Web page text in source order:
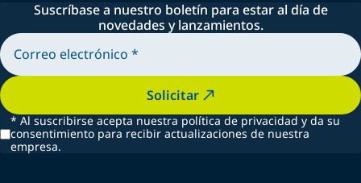
Suscríbase a nuestro boletín para estar al día de
novedades y lanzamientos.
Solicitar
* Al suscribirse acepta nuestra política de privacidad y da su
consentimiento para recibir actualizaciones de nuestra
empresa.